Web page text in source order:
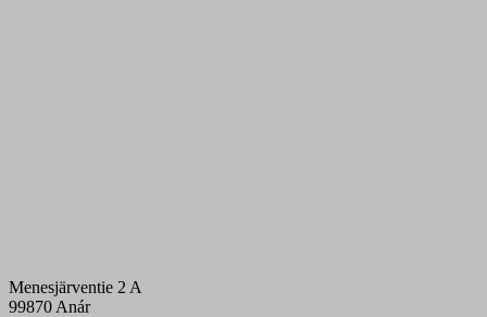
Menesjärventie 2 A
99870 Anár